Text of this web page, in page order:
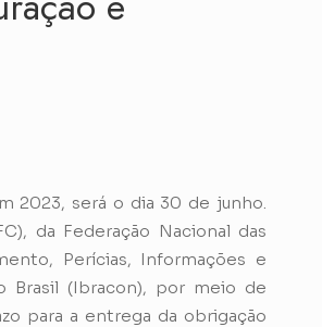
2023, será o dia 30 de junho.
da Federação Nacional das
Perícias, Informações e
Brasil (Ibracon), por meio de
para a entrega da obrigação